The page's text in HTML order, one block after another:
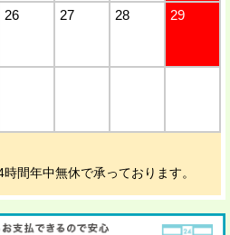
26 27 28 29
間年中無休で承っております。